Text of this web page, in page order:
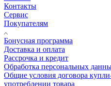
Контакты
Сервис
Покупателям
Бонусная программа
Доставка и оплата
Рассрочка и кредит
Обработка персональных
Общие условия договора
употреблении товара